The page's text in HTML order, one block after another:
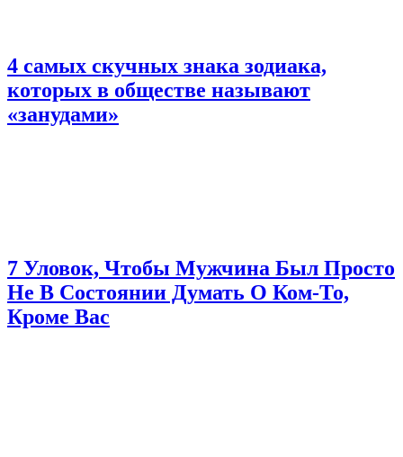
4 самых скучных знака зодиака,
которых в обществе называют
«занудами»
7 Уловок, Чтобы Мужчина Был Просто
Не В Состоянии Думать О Ком-То,
Кроме Вас